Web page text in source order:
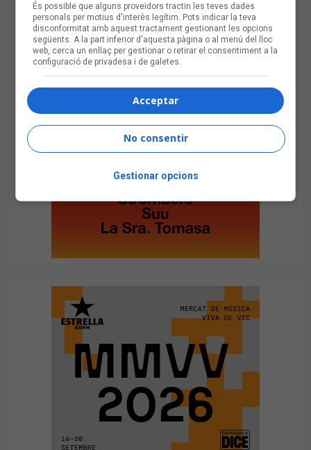
És possible que alguns proveïdors tractin les teves dades
personals per motius d'interès legítim. Pots indicar la teva
disconformitat amb aquest tractament gestionant les opcions
següents. A la part inferior d'aquesta pàgina o al menú del lloc
web, cerca un enllaç per gestionar o retirar el consentiment a la
configuració de privadesa i de galetes.
Acceptar
No consentir
Gestionar opcions